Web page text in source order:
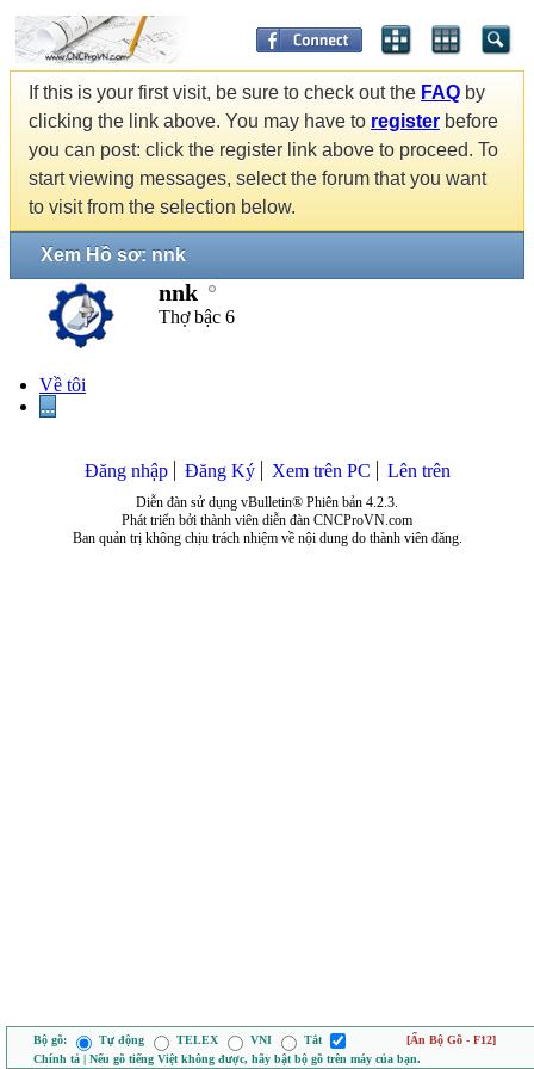
If this is your first visit, be sure to check out the FAQ by
clicking the link above. You may have to register before
you can post: click the register link above to proceed. To
start viewing messages, select the forum that you want
to visit from the selection below.
Xem Hồ sơ: nnk
nnk
Thợ bậc 6
Về tôi
...
Đăng nhập Đăng Ký Xem trên PC Lên trên
Diễn đàn sử dụng vBulletin® Phiên bản 4.2.3.
Phát triển bởi thành viên diễn đàn CNCProVN.com
Ban quản trị không chịu trách nhiệm về nội dung do thành viên đăng.
Bộ gõ: Tự động TELEX VNI Tắt
[Ẩn Bộ Gõ - F12]
Chính tả | Nếu gõ tiếng Việt không được, hãy bật bộ gõ trên máy của bạn.